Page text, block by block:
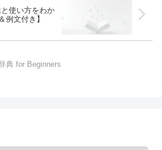
と使い方をわか
例文付き】
典 for Beginners